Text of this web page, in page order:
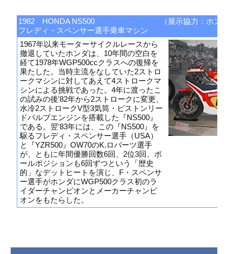
1982 HONDA NS500
フレディ・スペンサー選手乗車マシン
（展示協力：ホン
1967年以来モーターサイクルレースから
撤退していたホンダは、10年間の空白を
経て1978年WGP500ccクラスへの復帰を
果たした。当時主流をなしていた2ストロ
ークマシンに対してあえて4ストロークマ
シンによる挑戦であった。4年に渡ったこ
の試みの後'82年から2ストロークに変更、
水冷2ストロークV型3気筒・ピストンリー
ドバルブエンジンを搭載した『NS500』
である。翌'83年には、この『NS500』を
駆るフレディ・スペンサー選手（USA）
と『YZR500』OW70のK.ロバーツ選手
が、ともに年間優勝回数6回、2位3回、ポ
ールポジションも6回ずつという「歴史
的」なデットヒートを演じ、F・スペンサ
ー選手がホンダにWGP500クラス初のラ
イダーチャンピオンとメーカーチャンピ
オンをもたらした。